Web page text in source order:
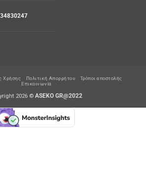
Χρήσης Πολιτική Απορρήτου
Τρόποι αποστολής
Επικοινωνία
2026 © ASEKO GR@2022